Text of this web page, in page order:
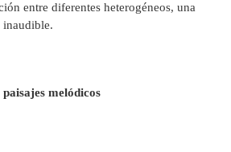
entre diferentes heterogéneos, una
inaudible.
melódicos